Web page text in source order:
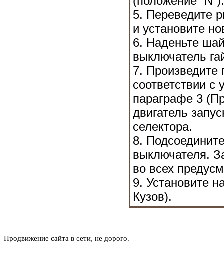
5. Переведите
и установите
6. Наденьте
выключатель
7. Произведите
соответствии
параграфе 3
двигатель
селектора.
8.
выключателя.
во всех
9. Установите
Кузов).
Продвижение сайта в сети, не дорого.